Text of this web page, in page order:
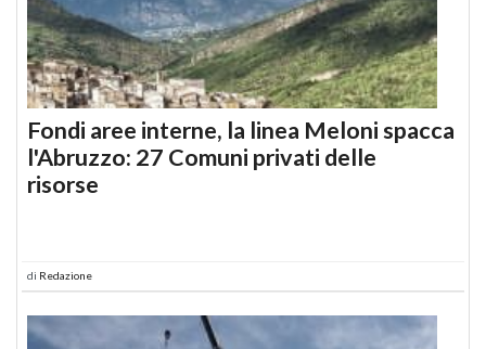
Fondi aree interne, la linea Meloni spacca
l'Abruzzo: 27 Comuni privati delle
risorse
di Redazione